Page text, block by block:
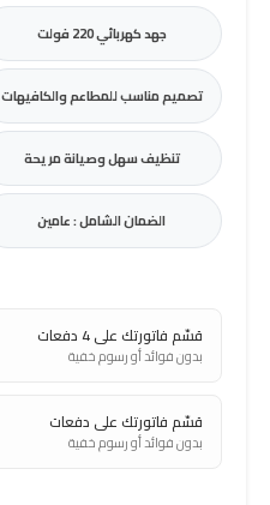
جهد كهربائي 220 فولت
تصميم مناسب للمطاعم والكافيهات
تنظيف سهل وصيانة مريحة
الضمان الشامل : عامين
قسّم فاتورتك على 4 دفعات
بدون فوائد أو رسوم خفية
قسّم فاتورتك على دفعات
بدون فوائد أو رسوم خفية